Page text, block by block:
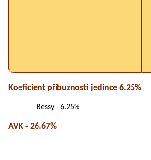
Koeficient příbuznosti jedince 6.25%
Bessy - 6.25%
AVK - 26.67%